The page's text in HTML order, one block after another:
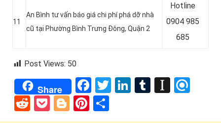
11
An Bình tư vấn báo giá chi phí phá dỡ nhà
cũ tại Phường Bình Trưng Đông, Quận 2
Hotline
0904 985
685
Post Views: 50
Share Facebook
TwitterLinkedIn
Tumblr
RedditPocket
BloggerPinterest